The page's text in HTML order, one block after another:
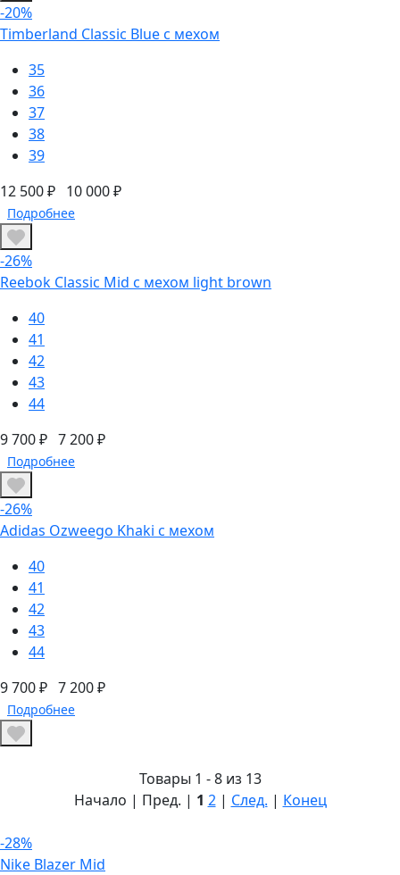
-20%
Timberland Classic Blue с мехом
35
36
37
38
39
12 500 ₽ 10 000 ₽
Подробнее
-26%
Reebok Classic Mid с мехом light brown
40
41
42
43
44
9 700 ₽ 7 200 ₽
Подробнее
-26%
Adidas Ozweego Khaki с мехом
40
41
42
43
44
9 700 ₽ 7 200 ₽
Подробнее
Товары 1 - 8 из 13
Начало | Пред. | 1 2| След. | Конец
-28%
Nike Blazer Mid